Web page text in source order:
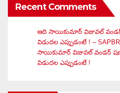
Recent Comments
ఆది సాయికుమార్ విజువ‌ల్ వండ‌ర్
విడుదల ఎప్పుడంటే ! –
సాయికుమార్ విజువ‌ల్ వండ‌ర్
విడుదల ఎప్పుడంటే !